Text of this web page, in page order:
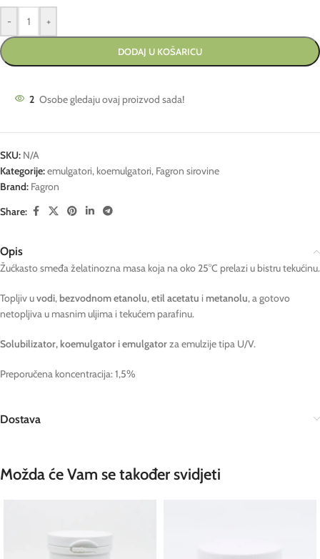
- +
DODAJ U KOŠARICU
2 Osobe gledaju ovaj proizvod sada!
SKU: N/A
Kategorije:emulgatori, koemulgatori, Fagron sirovine
Brand: Fagron
Share:
Opis
Žućkasto smeđa želatinozna masa koja na oko 25°C prelazi u bistru tekućinu.
Topljiv uvodi,bezvodnom etanolu,etil acetatu i metanolu, a gotovo
netopljiva u masnim uljima i tekućem parafinu.
Solubilizator, koemulgator i emulgatorza emulzije tipa U/V.
Preporučena koncentracija: 1,5%
Dostava
Možda će Vam se također svidjeti